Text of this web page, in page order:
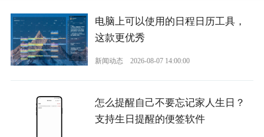
电脑上可以使用的日程日历工具，
这款更优秀
新闻动态 2026-08-07 14:00:00
怎么提醒自己不要忘记家人生日？
支持生日提醒的便签软件